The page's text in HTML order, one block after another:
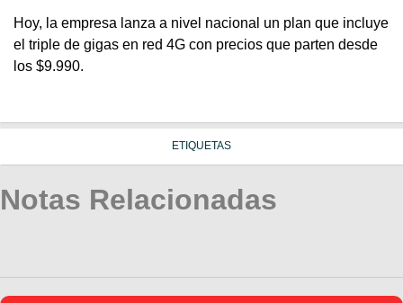
Hoy, la empresa lanza a nivel nacional un plan que incluye
el triple de gigas en red 4G con precios que parten desde
los $9.990.
ETIQUETAS
Notas Relacionadas